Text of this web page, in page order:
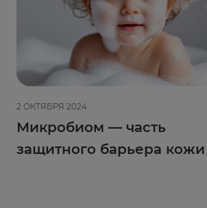
2 ОКТЯБРЯ 2024
Микробиом — часть
защитного барьера кожи